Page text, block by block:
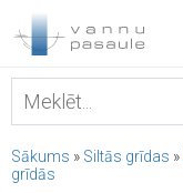
Sākums » Siltās grīdas »
grīdās